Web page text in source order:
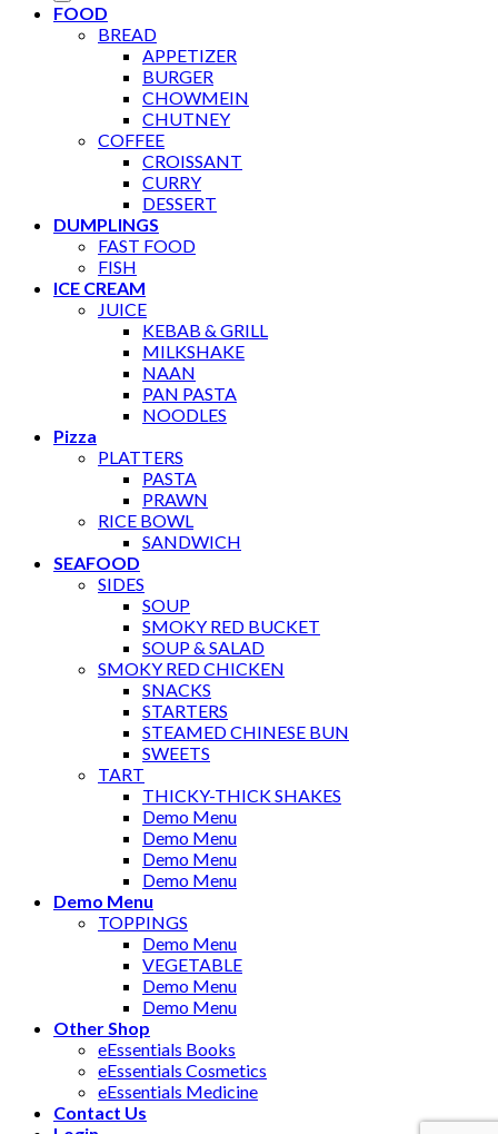
FOOD
BREAD
APPETIZER
BURGER
CHOWMEIN
CHUTNEY
COFFEE
CROISSANT
CURRY
DESSERT
DUMPLINGS
FAST FOOD
FISH
ICE CREAM
JUICE
KEBAB & GRILL
MILKSHAKE
NAAN
PAN PASTA
NOODLES
Pizza
PLATTERS
PASTA
PRAWN
RICE BOWL
SANDWICH
SEAFOOD
SIDES
SOUP
SMOKY RED BUCKET
SOUP & SALAD
SMOKY RED CHICKEN
SNACKS
STARTERS
STEAMED CHINESE BUN
SWEETS
TART
THICKY-THICK SHAKES
Demo Menu
Demo Menu
Demo Menu
Demo Menu
Demo Menu
TOPPINGS
Demo Menu
VEGETABLE
Demo Menu
Demo Menu
Other Shop
eEssentials Books
eEssentials Cosmetics
eEssentials Medicine
Contact Us